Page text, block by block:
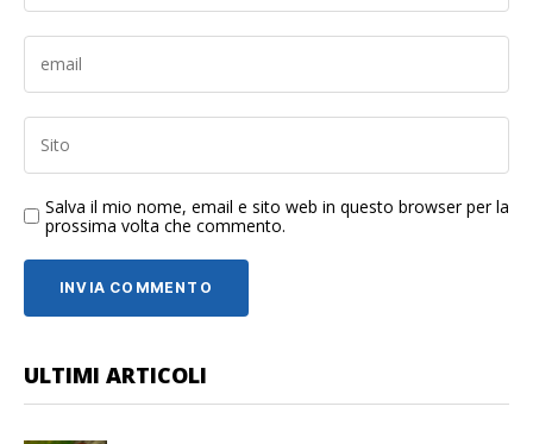
Salva il mio nome, email e sito web in questo browser per la
prossima volta che commento.
ULTIMI ARTICOLI